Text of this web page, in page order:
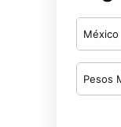
México
Pesos